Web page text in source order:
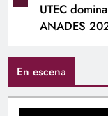
UTEC
ANADES
En escena